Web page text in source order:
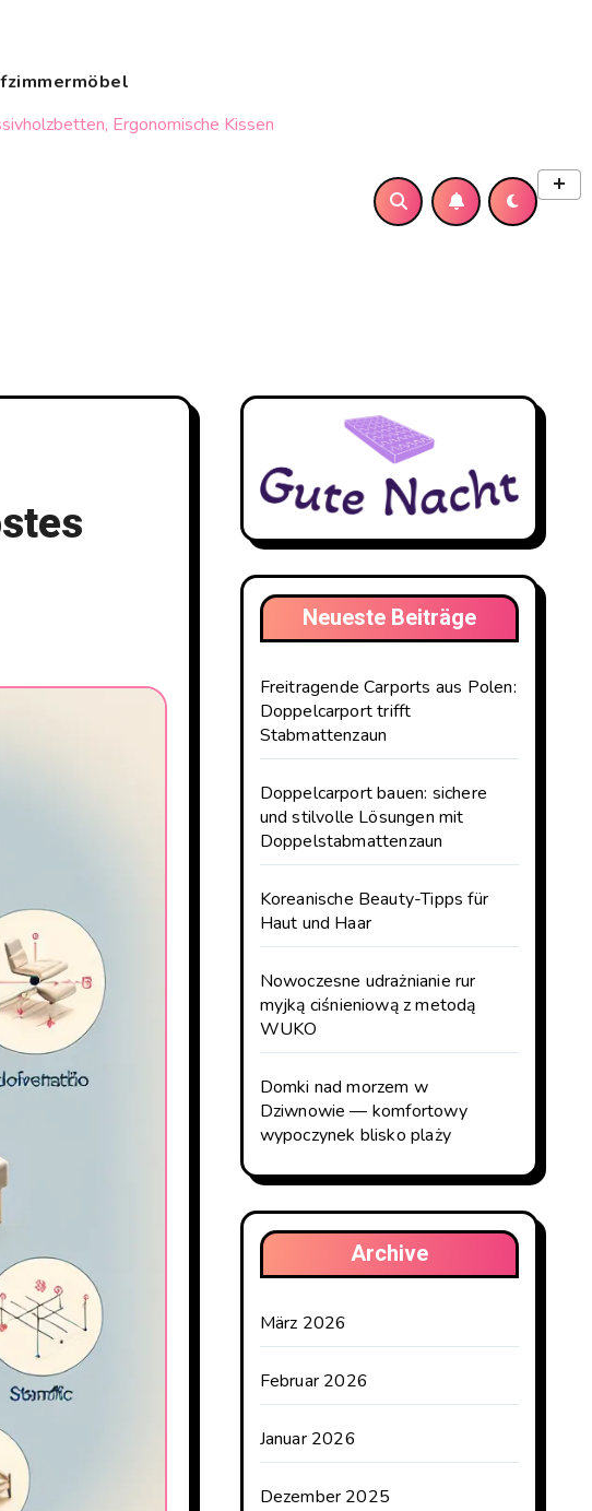
Ergonomische Kissen
Neueste Beiträge
Freitragende Carports aus Polen:
Doppelcarport trifft
Stabmattenzaun
Doppelcarport bauen: sichere
und stilvolle Lösungen mit
Doppelstabmattenzaun
Koreanische Beauty-Tipps für
Haut und Haar
Nowoczesne udrażnianie rur
myjką ciśnieniową z metodą
WUKO
Domki nad morzem w
Dziwnowie — komfortowy
wypoczynek blisko plaży
Archive
März 2026
Februar 2026
Januar 2026
Dezember 2025